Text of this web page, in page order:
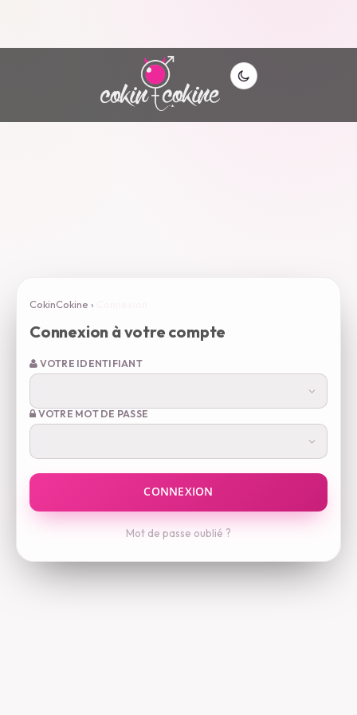
CokinCokine ›
Connexion à votre compte
VOTRE IDENTIFIANT
VOTRE MOT DE PASSE
Mot de passe oublié ?